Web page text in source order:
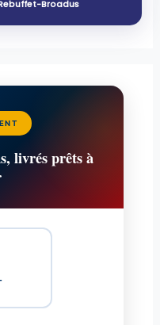
Broadus
livrés prêts à